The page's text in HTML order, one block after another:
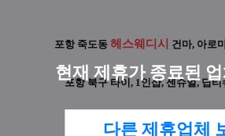
현재 제휴가 종료된
다른 제휴업체
포항 죽도동 헤스웨디시 건마, 아로
포항 북구타이, 1인샵, 센슈얼, 딥
다른 업소 더 알아보기 클